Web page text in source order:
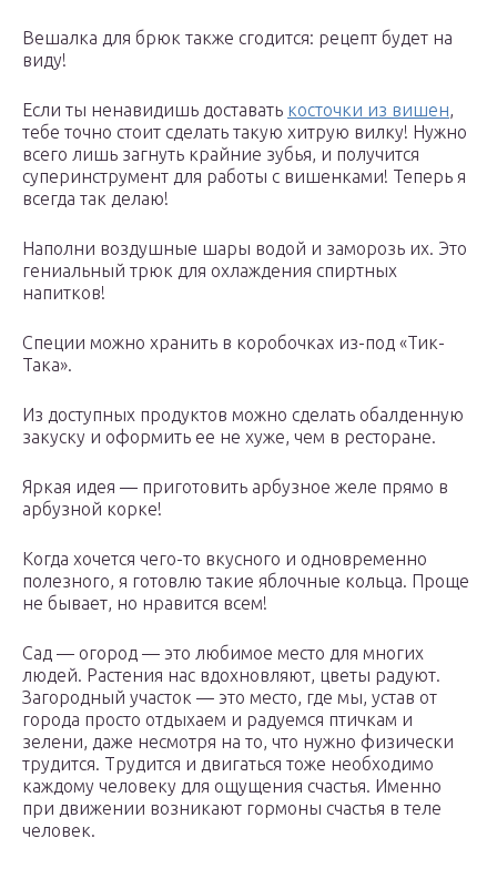
Вешалка для брюк также сгодится: рецепт будет на
виду!
Если ты ненавидишь доставать косточки из вишен,
тебе точно стоит сделать такую хитрую вилку! Нужно
всего лишь загнуть крайние зубья, и получится
суперинструмент для работы с вишенками! Теперь я
всегда так делаю!
Наполни воздушные шары водой и заморозь их. Это
гениальный трюк для охлаждения спиртных
напитков!
Специи можно хранить в коробочках из-под «Тик-
Така».
Из доступных продуктов можно сделать обалденную
закуску и оформить ее не хуже, чем в ресторане.
Яркая идея — приготовить арбузное желе прямо в
арбузной корке!
Когда хочется чего-то вкусного и одновременно
полезного, я готовлю такие яблочные кольца. Проще
не бывает, но нравится всем!
Сад — огород — это любимое место для многих
людей. Растения нас вдохновляют, цветы радуют.
Загородный участок — это место, где мы, устав от
города просто отдыхаем и радуемся птичкам и
зелени, даже несмотря на то, что нужно физически
трудится. Трудится и двигаться тоже необходимо
каждому человеку для ощущения счастья. Именно
при движении возникают гормоны счастья в теле
человек.